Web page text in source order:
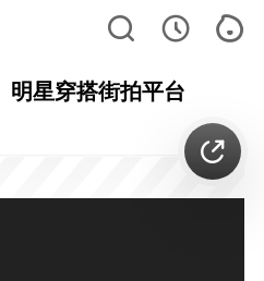
明星穿搭街拍平台